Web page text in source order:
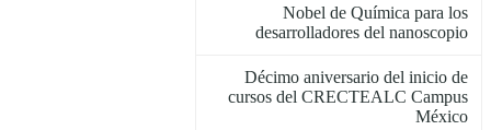
Nobel de Química para los
desarrolladores del nanoscopio
Décimo aniversario del inicio de
cursos del CRECTEALC Campus
México